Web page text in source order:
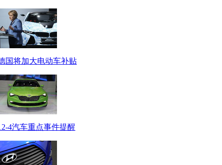
国将加大电动车补贴
4汽车重点事件提醒